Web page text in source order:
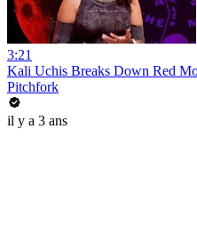
3:21
Kali Uchis Breaks Down Red
Pitchfork
il y a 3 ans